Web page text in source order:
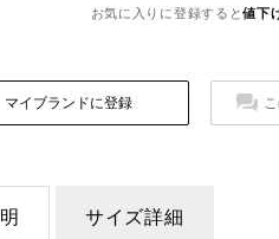
お気に入りに登録すると値下
マイブランドに登録
サイズ詳細